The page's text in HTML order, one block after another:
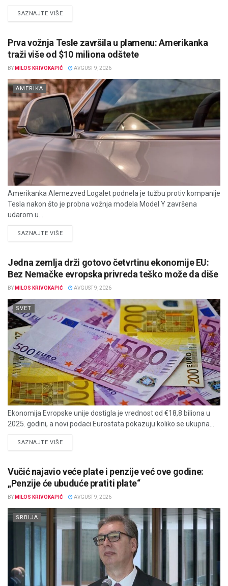
SAZNAJTE VIŠEDETAILS
Prva vožnja Tesle završila u plamenu: Amerikanka
traži više od $10 miliona odštete
BY MILOS KRIVOKAPIĆ AVGUST 9, 2026
AMERIKA
Amerikanka Alemezved Logalet podnela je tužbu protiv kompanije
Tesla nakon što je probna vožnja modela Model Y završena
udarom u...
SAZNAJTE VIŠEDETAILS
Jedna zemlja drži gotovo četvrtinu ekonomije EU:
Bez Nemačke evropska privreda teško može da diše
BY MILOS KRIVOKAPIĆ AVGUST 9, 2026
SVET
Ekonomija Evropske unije dostigla je vrednost od €18,8 biliona u
2025. godini, a novi podaci Eurostata pokazuju koliko se ukupna...
SAZNAJTE VIŠEDETAILS
Vučić najavio veće plate i penzije već ove godine:
„Penzije će ubuduće pratiti plate“
BY MILOS KRIVOKAPIĆ AVGUST 9, 2026
SRBIJA